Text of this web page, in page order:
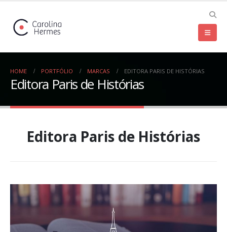
HOME PORTFÓLIO MARCAS EDITORA PARIS DE HISTÓRIAS
Editora Paris de Histórias
Editora Paris de Histórias